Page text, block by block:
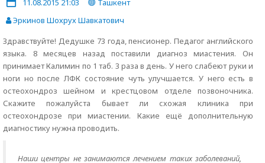
11.08.2015 21:03
Ташкент
Эркинов Шохрух Шавкатович
Здравствуйте! Дедушке 73 года, пенсионер. Педагог английского
языка. 8 месяцев назад поставили диагноз миастения. Он
принимает Калимин по 1 таб. 3 раза в день. У него слабеют руки и
ноги но после ЛФК состояние чуть улучшается. У него есть в
остеохондроз шейном и крестцовом отделе позвоночника.
Скажите пожалуйста бывает ли схожая клиника при
остеохондрозе при миастении. Какие ещё дополнительную
диагностику нужна проводить.
Наши центры не занимаются лечением таких заболеваний,